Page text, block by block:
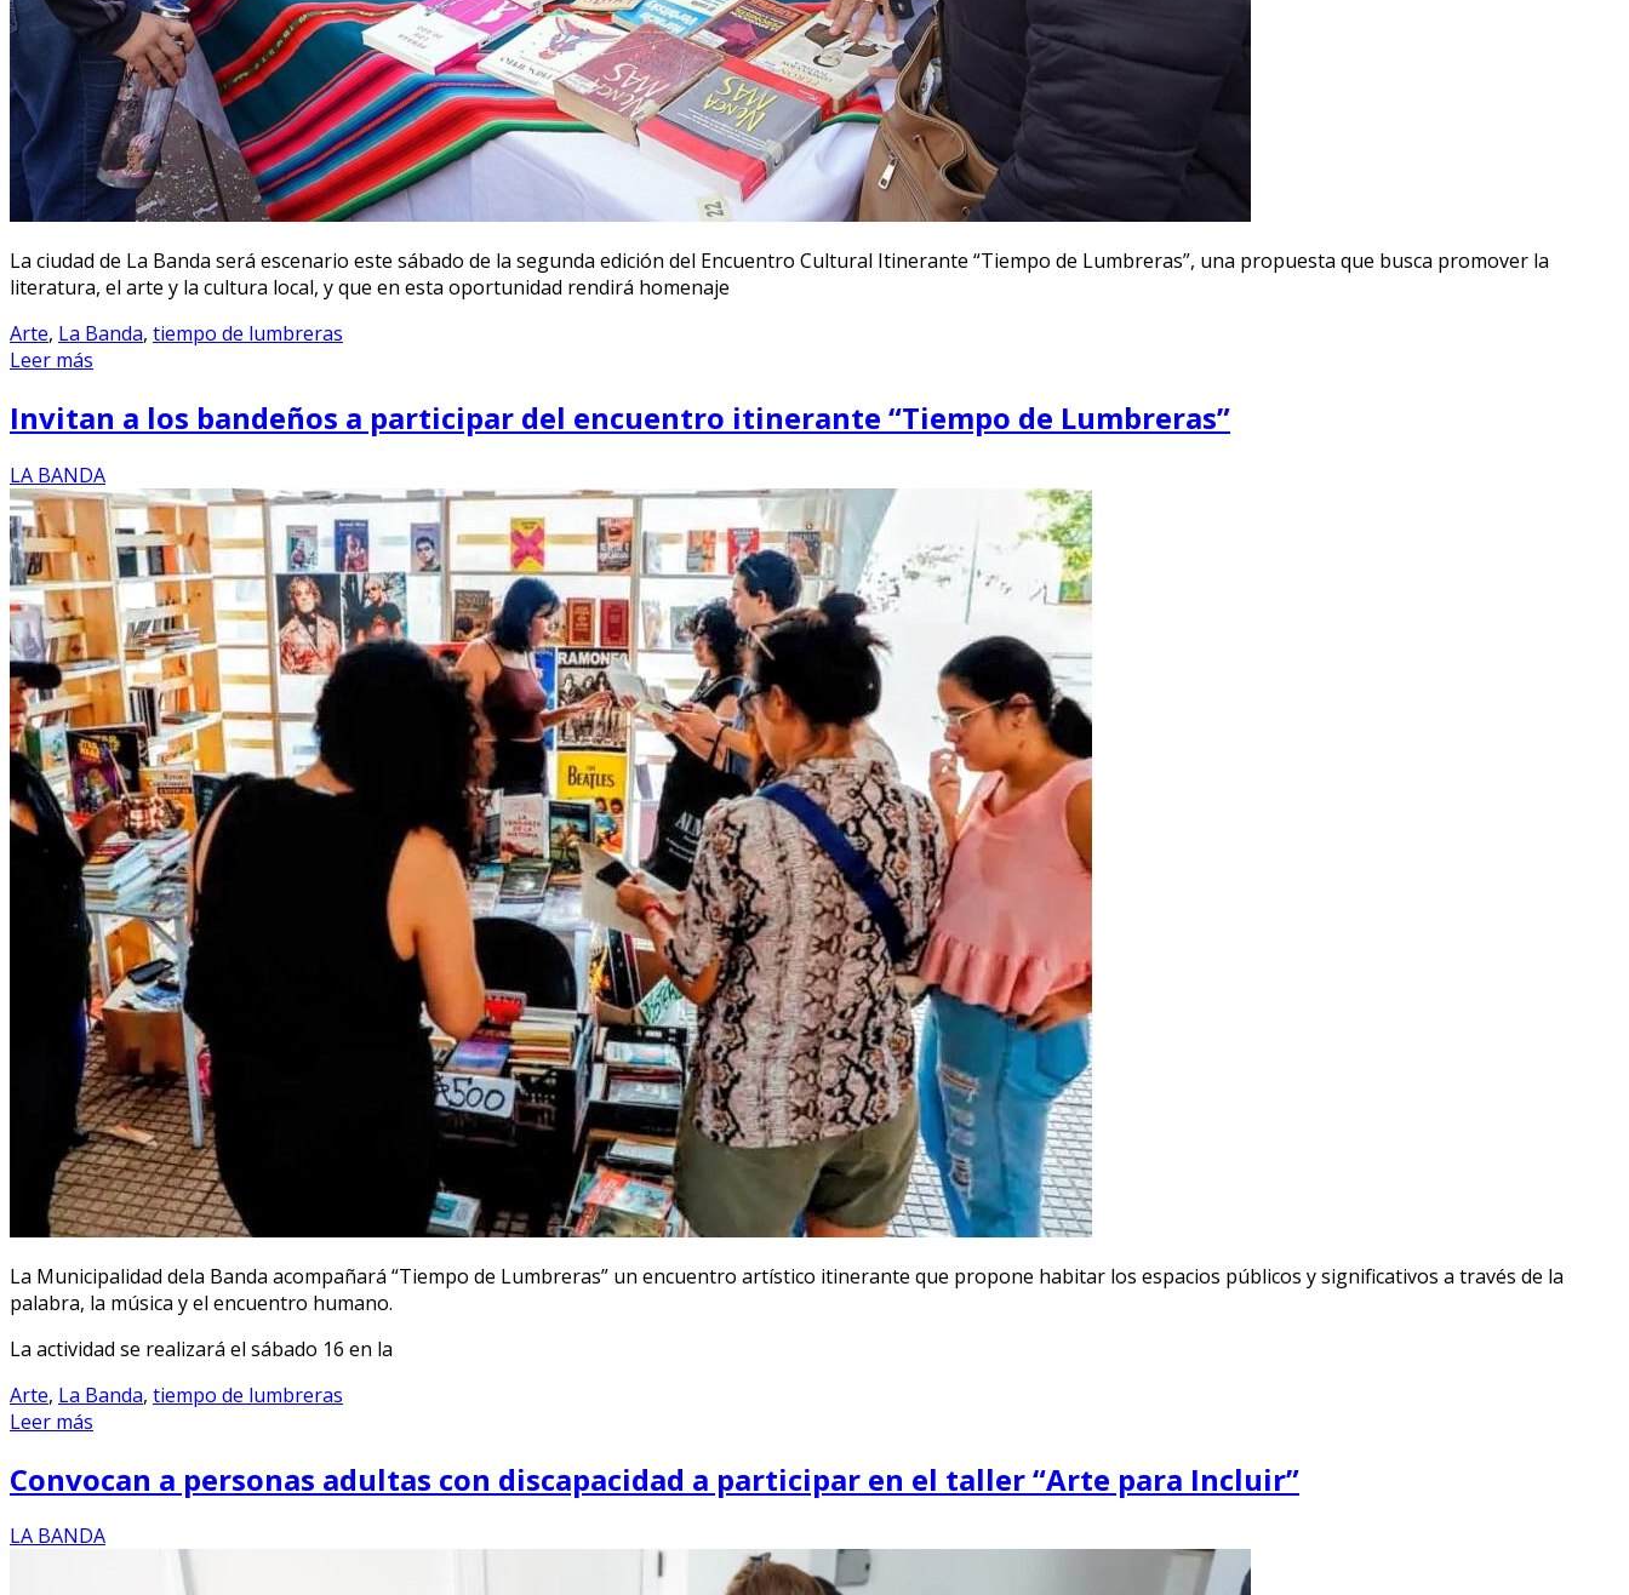
La ciudad de La Banda será escenario este sábado de la segunda edición del Encuentro Cultural Itinerante “Tiempo de Lumbreras”, una propuesta que busca promover la
literatura, el arte y la cultura local, y que en esta oportunidad rendirá homenaje
Arte, La Banda, tiempo de lumbreras
Leer más
Invitan a los bandeños a participar del encuentro itinerante “Tiempo de Lumbreras”
LA BANDA
La Municipalidad dela Banda acompañará “Tiempo de Lumbreras” un encuentro artístico itinerante que propone habitar los espacios públicos y significativos a través de la
palabra, la música y el encuentro humano.
La actividad se realizará el sábado 16 en la
Arte, La Banda, tiempo de lumbreras
Leer más
Convocan a personas adultas con discapacidad a participar en el taller “Arte para Incluir”
LA BANDA